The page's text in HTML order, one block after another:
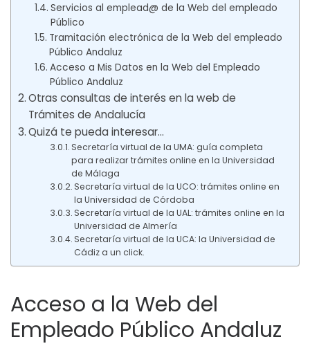
Servicios al emplead@ de la Web del empleado
Público
Tramitación electrónica de la Web del empleado
Público Andaluz
Acceso a Mis Datos en la Web del Empleado
Público Andaluz
Otras consultas de interés en la web de
Trámites de Andalucía
Quizá te pueda interesar…
Secretaría virtual de la UMA: guía completa
para realizar trámites online en la Universidad
de Málaga
Secretaría virtual de la UCO: trámites online en
la Universidad de Córdoba
Secretaría virtual de la UAL: trámites online en la
Universidad de Almería
Secretaría virtual de la UCA: la Universidad de
Cádiz a un click.
Acceso a la Web del
Empleado Público Andaluz